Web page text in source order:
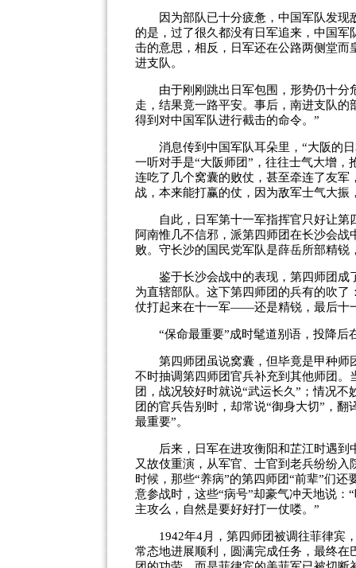
因为部队已十分疲惫，中国军队发现
的是，过了很久都没有日军追来，中国
击的意思，相反，日军还在公路两侧堂
进支队。
由于刚刚跳出日军包围，形势仍十分
走，结果竟一路平安。事后，南进支队的
得到对中国军队进行截击的命令。”
消息传到中国军队耳朵里，“大阪的日
一听对手是“大阪师团”，往往士气大增
连吃了几个窝囊的败仗，甚至牵连了友
战，本来能打赢的仗，因为敌军士气大
自此，日军第十一军指挥官只好让第
阿南惟几不信邪，派第四师团在长沙会
败。守长沙的国民党军队是薛岳所部精
鉴于长沙会战中的表现，第四师团成
为直辖部队。这下第四师团的兵有的吹
仗打起来在十一军——还是精锐，最后十
“保命最重要”成时髦道别语，投降后
第四师团虽说窝囊，但毕竟是甲种师
不时抽调第四师团官兵补充到其他师团
团，战况较好时就说“武运长久”；情况
团的官兵告别时，却常说“御身大切”，翻
最重要”。
后来，日军在进攻衡阳和芷江时遇到
又故伎重演，从军官、士官到老兵纷纷
时候，那些“养病”的第四师团“前辈”们
意参战时，这些“病号”却豪气冲天地说
主攻么，自然是要好好打一仗喽。”
1942年4月，第四师团被调往菲律宾，
常态地进展顺利，圆满完成任务，最终